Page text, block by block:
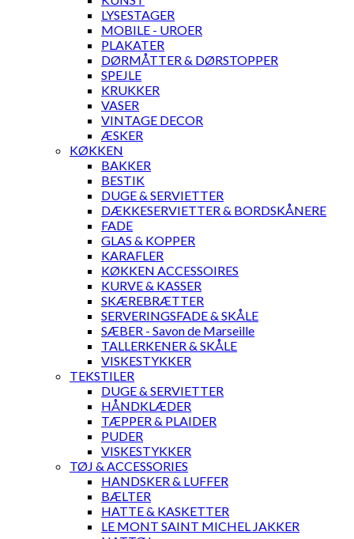
LYSESTAGER
MOBILE - UROER
PLAKATER
DØRMÅTTER & DØRSTOPPER
SPEJLE
KRUKKER
VASER
VINTAGE DECOR
ÆSKER
KØKKEN
BAKKER
BESTIK
DUGE & SERVIETTER
DÆKKESERVIETTER & BORDSKÅNERE
FADE
GLAS & KOPPER
KARAFLER
KØKKEN ACCESSOIRES
KURVE & KASSER
SKÆREBRÆTTER
SERVERINGSFADE & SKÅLE
SÆBER - Savon de Marseille
TALLERKENER & SKÅLE
VISKESTYKKER
TEKSTILER
DUGE & SERVIETTER
HÅNDKLÆDER
TÆPPER & PLAIDER
PUDER
VISKESTYKKER
TØJ & ACCESSORIES
HANDSKER & LUFFER
BÆLTER
HATTE & KASKETTER
LE MONT SAINT MICHEL JAKKER